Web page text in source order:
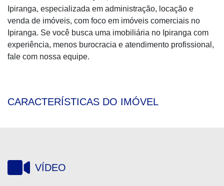
Ipiranga, especializada em administração, locação e
venda de imóveis, com foco em imóveis comerciais no
Ipiranga. Se você busca uma imobiliária no Ipiranga com
experiência, menos burocracia e atendimento profissional,
fale com nossa equipe.
CARACTERÍSTICAS DO IMÓVEL
VÍDEO